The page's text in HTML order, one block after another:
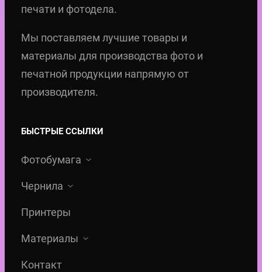
печати и фотодела.
Мы поставляем лучшие товары и
материалы для производства фото и
печатной продукции напрямую от
производителя.
БЫСТРЫЕ ССЫЛКИ
Фотобумага
Чернила
Принтеры
Материалы
Контакт